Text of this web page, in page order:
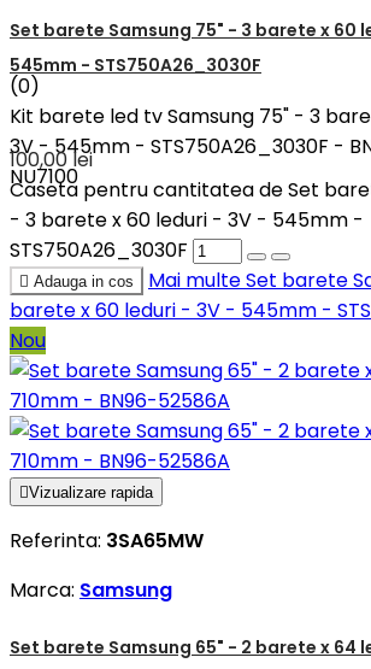
Set barete Samsung 75" - 3 barete x 60
545mm - STS750A26_3030F
(0)
Kit barete led tv Samsung 75" - 3
3V - 545mm - STS750A26_3030F -
NU7100
100,00 lei
Caseta pentru cantitatea de Set
- 3 barete x 60 leduri - 3V - 545mm -
STS750A26_3030F
 Adauga in cos Mai multeSet barete
barete x 60 leduri - 3V - 545mm -
Nou
Vizualizare rapida
Referinta: 3SA65MW
Marca: Samsung
Set barete Samsung 65" - 2 barete x 64